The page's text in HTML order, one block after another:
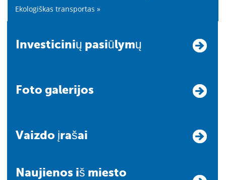
Ekologiškas transportas »
Investicinių pasiūlymų
Foto galerijos
Vaizdo įrašai
Naujienos iš miesto